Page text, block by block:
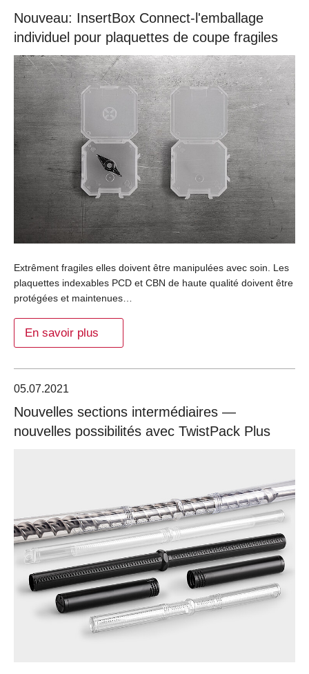
Nouveau: InsertBox Connect-l'emballage
individuel pour plaquettes de coupe fragiles
Extrêment fragiles elles doivent être manipulées avec soin. Les
plaquettes indexables PCD et CBN de haute qualité doivent être
protégées et maintenues…
En savoir plus
05.07.2021
Nouvelles sections intermédiaires —
nouvelles possibilités avec TwistPack Plus